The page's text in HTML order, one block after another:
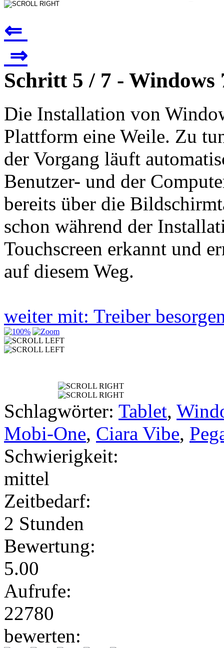
⇐
⇒
Schritt 5 / 7 -
Die Installation von
Plattform eine Weile. Zu
der Vorgang läuft
Benutzer- und der
bereits über die
schon während der
Touchscreen erkannt und
auf diesem Weg.
weiter mit: Treiber
Schlagwörter: Tablet,
Mobi-One, Ciara Vibe,
Schwierigkeit:
mittel
Zeitbedarf:
2 Stunden
Bewertung:
5.00
Aufrufe:
22780
bewerten: